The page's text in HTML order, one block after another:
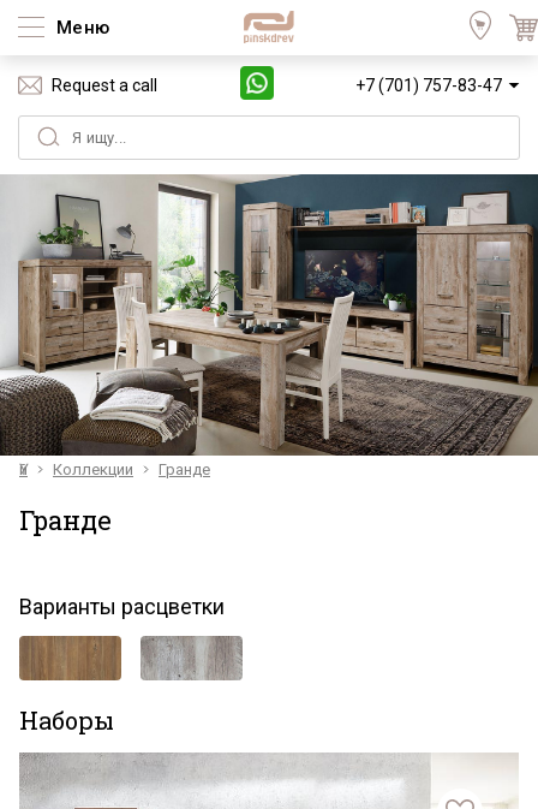
Меню
Request a call +7 (701) 757-83-47
Үй Коллекции Гранде
Гранде
Варианты расцветки
Наборы